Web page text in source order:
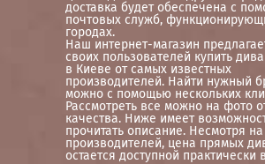
доставка будет обеспечена с
почтовых служб,
городах.
Наш интернет-магазин
своих пользователей купить
в Киеве от самых известных
производителей. Найти нужный
можно с помощью нескольких
Рассмотреть все можно на фото
качества. Ниже имеет
прочитать описание. Несмотря
производителей, цена прямых
остается доступной практически